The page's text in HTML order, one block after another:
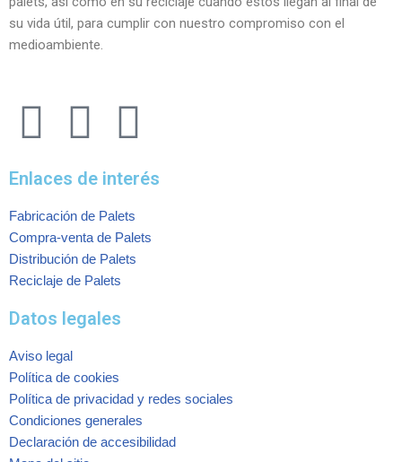
su vida útil, para cumplir con nuestro compromiso con el
medioambiente.
Enlaces de interés
Fabricación de Palets
Compra-venta de Palets
Distribución de Palets
Reciclaje de Palets
Datos legales
Aviso legal
Política de cookies
Política de privacidad y redes sociales
Condiciones generales
Declaración de accesibilidad